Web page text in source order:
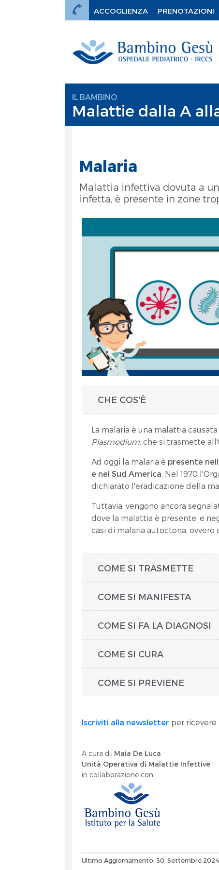
ACCOGLIENZA PRENOTAZIONI
IL BAMBINO
Malattie dalla A
Malaria
Malattia infettiva dovuta a
infetta, è presente in zone
CHE COS'È
La malaria è una malattia
Plasmodium, che si trasmette
Ad oggi la malaria è presente
e nel Sud America . Nel 1970
dichiarato l'eradicazione della
Tuttavia, vengono ancora
dove la malattia è presente, e
casi di malaria autoctona, ovvero
COME SI TRASMETTE
COME SI MANIFESTA
COME SI FA LA DIAGNOSI
COME SI CURA
COME SI PREVIENE
Iscriviti alla newsletter per ricevere
A cura di: Maia De Luca
Unità Operativa di Malattie Infettive
in collaborazione con:
Ultimo Aggiornamento: 30 Settembre 2024